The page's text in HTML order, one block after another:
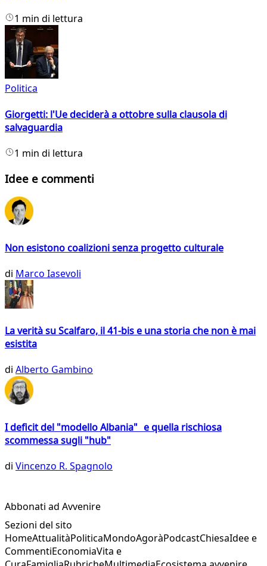
1 min di lettura
Politica
Giorgetti: l'Ue deciderà a ottobre sulla clausola di
salvaguardia
1 min di lettura
Idee e commenti
Non esistono coalizioni senza progetto culturale
di Marco Iasevoli
La verità su Scalfaro, il 41-bis e una storia che non è mai
esistita
di Alberto Gambino
I deficit del "modello Albania" e quella rischiosa
scommessa sugli "hub"
di Vincenzo R. Spagnolo
Abbonati ad Avvenire
Sezioni del sito
HomeAttualitàPoliticaMondoAgoràPodcastChiesaIdee e
CommentiEconomiaVita e